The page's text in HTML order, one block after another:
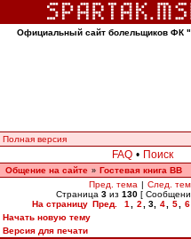
Официальный сайт болельщиков ФК
Полная версия
FAQ • Поиск
Общение на сайте » Гостевая книга ВВ
Пред. тема | След.
Страница 3 из 130 [
На страницу Пред. 1 2 3, 4 5 6
Начать новую тему
Версия для печати